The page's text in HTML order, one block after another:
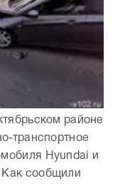
районе
транспортное
Hyundai и
сообщили